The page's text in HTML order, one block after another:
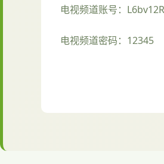
电视频道账号：L6bv12R
电视频道密码：12345